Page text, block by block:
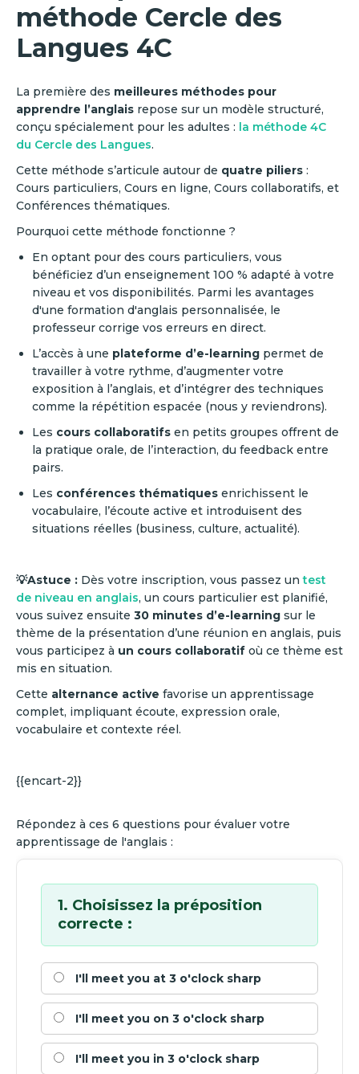
méthode Cercle des
Langues 4C
La première des meilleures méthodes pour
apprendre l’anglais repose sur un modèle structuré,
conçu spécialement pour les adultes : la méthode 4C
du Cercle des Langues.
Cette méthode s’articule autour de quatre piliers :
Cours particuliers, Cours en ligne, Cours collaboratifs, et
Conférences thématiques.
Pourquoi cette méthode fonctionne ?
En optant pour des cours particuliers, vous
bénéficiez d’un enseignement 100 % adapté à votre
niveau et vos disponibilités. Parmi les avantages
d'une formation d'anglais personnalisée, le
professeur corrige vos erreurs en direct.
L’accès à une plateforme d’e-learning permet de
travailler à votre rythme, d’augmenter votre
exposition à l’anglais, et d’intégrer des techniques
comme la répétition espacée (nous y reviendrons).
Les cours collaboratifs en petits groupes offrent de
la pratique orale, de l’interaction, du feedback entre
pairs.
Les conférences thématiques enrichissent le
vocabulaire, l’écoute active et introduisent des
situations réelles (business, culture, actualité).
💡Astuce : Dès votre inscription, vous passez un test
de niveau en anglais, un cours particulier est planifié,
vous suivez ensuite 30 minutes d’e-learning sur le
thème de la présentation d’une réunion en anglais, puis
vous participez à un cours collaboratif où ce thème est
mis en situation.
Cette alternance active favorise un apprentissage
complet, impliquant écoute, expression orale,
vocabulaire et contexte réel.
{{encart-2}}
Répondez à ces 6 questions pour évaluer votre
apprentissage de l'anglais :
1. Choisissez la préposition
correcte :
I'll meet you at 3 o'clock sharp
I'll meet you on 3 o'clock sharp
I'll meet you in 3 o'clock sharp